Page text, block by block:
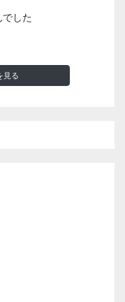
した
見る